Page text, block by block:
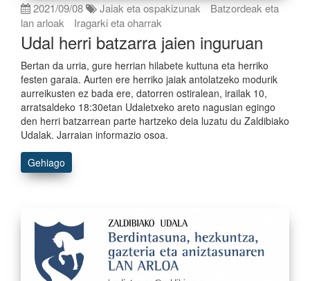
2021/09/08 Jaiak eta ospakizunak
Batzordeak eta
lan arloak
Iragarki eta oharrak
Udal herri batzarra jaien inguruan
Bertan da urria, gure herrian hilabete kuttuna eta herriko
festen garaia. Aurten ere herriko jaiak antolatzeko modurik
aurreikusten ez bada ere, datorren ostiralean, irailak 10,
arratsaldeko 18:30etan Udaletxeko areto nagusian egingo
den herri batzarrean parte hartzeko deia luzatu du Zaldibiako
Udalak. Jarraian informazio osoa.
Gehiago